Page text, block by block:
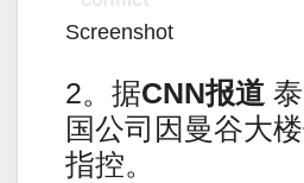
Screenshot
2。据CNN报道
国公司因曼谷大
指控。